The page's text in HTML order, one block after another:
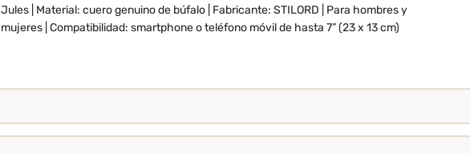
Jules | Material: cuero genuino de búfalo | Fabricante: STILORD | Para hombres y
mujeres | Compatibilidad: smartphone o teléfono móvil de hasta 7” (23 x 13 cm)